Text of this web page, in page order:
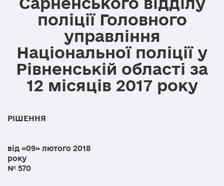
поліції Головного
управління
Національної поліції у
Рівненській області за
12 місяців 2017 року
РІШЕННЯ
від «09» лютого 2018
року
№ 570